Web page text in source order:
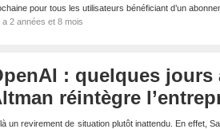
pour tous les utilisateurs bénéficiant d’un
a 2 années et 8 mois
: quelques jours
réintègre
un revirement de situation plutôt inattendu. En effet,